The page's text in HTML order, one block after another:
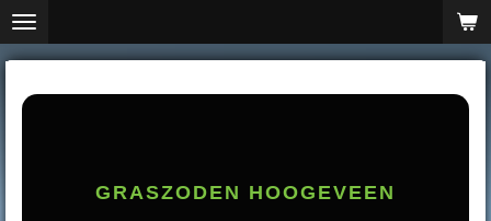
Ga
direct
de
GRASZODEN HOOGEVEEN